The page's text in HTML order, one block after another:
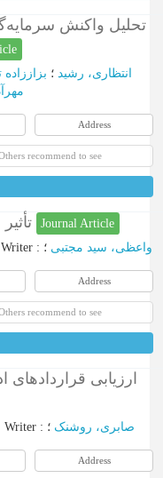
تحلیل واکنش
انتظاری، رشید ؛
Address
recommend to see
Journal Article
Writer : واعظی، سید مجتبی ؛
Address
recommend to see
ارزیابی
Writer : صابری، روشنک ؛
Address